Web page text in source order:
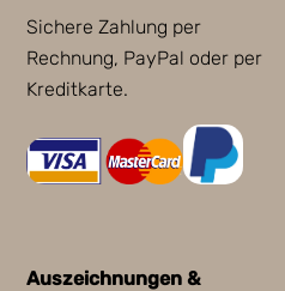
Sichere Zahlung per
Rechnung, PayPal oder per
Kreditkarte.
Auszeichnungen &